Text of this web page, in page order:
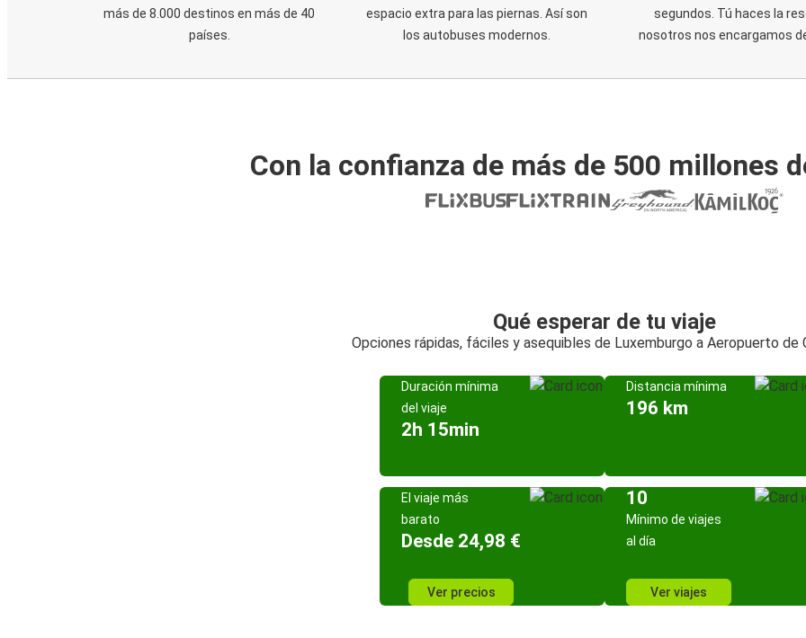
más de 8.000 destinos en más de 40
países.
espacio extra para las piernas. Así son
los autobuses modernos.
segundos. Tú haces la
nosotros nos encargamos
Con la confianza de más de 500 millones
Qué esperar de tu viaje
Opciones rápidas, fáciles y asequibles de Luxemburgo a Aeropuerto de
Duración mínima
del viaje
2h 15min
Distancia mínima
196 km
El viaje más
barato
Desde 24,98 €
Ver precios
10
Mínimo de viajes
al día
Ver viajes